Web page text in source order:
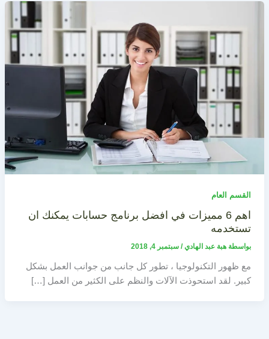
القسم العام
اهم 6 مميزات في افضل برنامج حسابات يمكنك ان
تستخدمه
بواسطة هبة عبد الهادي/ سبتمبر 4, 2018
مع ظهور التكنولوجيا ، تطور كل جانب من جوانب العمل بشكل
كبير. لقد استحوذت الآلات والنظم على الكثير من العمل […]